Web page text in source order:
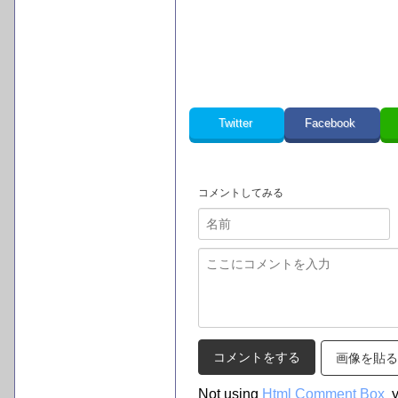
Twitter Facebook
コメントしてみる
画像を貼る
Not using Html Comment Box